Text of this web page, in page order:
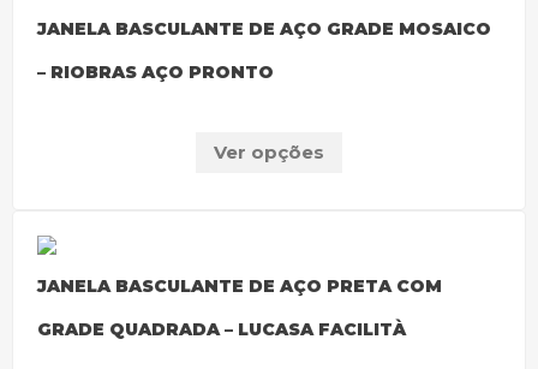
JANELA BASCULANTE DE AÇO GRADE MOSAICO
– RIOBRAS AÇO PRONTO
Ver opções
JANELA BASCULANTE DE AÇO PRETA COM
GRADE QUADRADA – LUCASA FACILITÀ